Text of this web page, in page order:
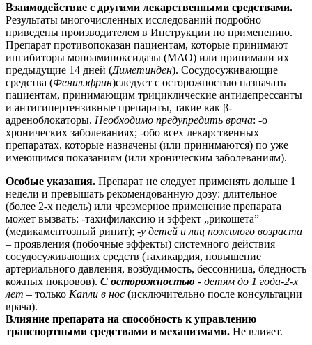
Взаимодействие с другими лекарственными средствами.
Результаты многочисленных исследований подробно
приведены производителем в Инструкции по применению.
Препарат противопоказан пациентам, которые принимают
ингибиторы моноаминоксидазы (МАО) или принимали их
предыдущие 14 дней (Диметинден). Сосудосуживающие
средства (Фенилэфрин)следует с осторожностью назначать
пациентам, принимающим трициклические антидепрессанты
и антигипертензивные препараты, такие как β-
адреноблокаторы. Необходимо предупредить врача: -о
хронических заболеваниях; -обо всех лекарственных
препаратах, которые назначены (или принимаются) по уже
имеющимся показаниям (или хроническим заболеваниям).
Особые указания. Препарат не следует применять дольше 1
недели и превышать рекомендованную дозу: длительное
(более 2-х недель) или чрезмерное применение препарата
может вызвать: -тахифилаксию и эффект „рикошета”
(медикаментозный ринит); -у детей и лиц пожилого возраста
– проявления (побочные эффекты) системного действия
сосудосуживающих средств (тахикардия, повышение
артериального давления, возбудимость, бессонница, бледность
кожных покровов). С осторожностью - детям до 1 года-2-х
лет – только Капли в нос (исключительно после консультации
врача).
Влияние препарата на способность к управлению
транспортными средствами и механизмами. Не влияет.